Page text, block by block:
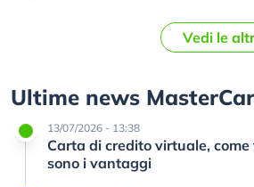
Vedi le
Ultime news
13/07/2026 - 13:38
Carta di credito virtuale,
sono i vantaggi